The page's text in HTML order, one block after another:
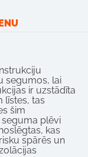
segumos, lai
ir uzstādīta
līstes, tas
šim
plēvi
kas
spārēs un